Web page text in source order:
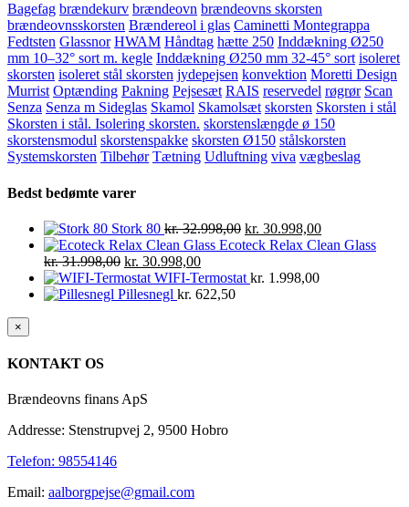
Bagefag brændekurv brændeovn brændeovns skorsten
brændeovnsskorsten Brændereol i glas Caminetti Montegrappa
Fedtsten Glassnor HWAM Håndtag hætte 250 Inddækning Ø250
mm 10–32° sort m. kegle Inddækning Ø250 mm 32-45° sort isoleret
skorsten isoleret stål skorsten jydepejsen konvektion Moretti Design
Murrist Optænding Pakning Pejsesæt RAIS reservedel røgrør Scan
Senza Senza m Sideglas Skamol Skamolsæt skorsten Skorsten i stål
Skorsten i stål. Isolering skorsten. skorstenslængde ø 150
skorstensmodul skorstenspakke skorsten Ø150 stålskorsten
Systemskorsten Tilbehør Tætning Udluftning viva vægbeslag
Bedst bedømte varer
Stork 80 kr.32.998,00 Den
oprindelige
var:
kr. 30.998,00Den
aktuelle
Ecoteck Relax Clean Glass
kr.31.998,00 Den
oprindelige
pris
kr. 30.998,00Den
aktuelle
pris
WIFI-Termostat kr. 1.998,00
Pillesnegl kr. 622,50
Close
product
view
×
KONTAKT OS
Brændeovns finans ApS
Addresse: Stenstrupvej 2, 9500 Hobro
Telefon: 98554146
Email: aalborgpejse@gmail.com